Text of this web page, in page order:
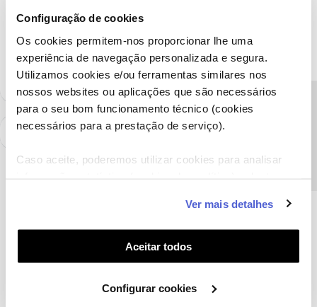
Configuração de cookies
Os cookies permitem-nos proporcionar lhe uma
experiência de navegação personalizada e segura.
Utilizamos cookies e/ou ferramentas similares nos
nossos websites ou aplicações que são necessários
para o seu bom funcionamento técnico (cookies
necessários para a prestação de serviço).
Caso aceite, poderemos utilizar cookies para analisar
funcionalidades (cookies de personalização e
funcionalidade) e adaptar anúncios aos seus interesses
(cookies de publicidade personalizada). Pode gerir a
utilização dos cookies clicando em "Configurar
Ver mais detalhes
Aceitar todos
Configurar cookies
Ajude a comunidade a encontrar informação relevante. Marque
F 1 pessoa gostou